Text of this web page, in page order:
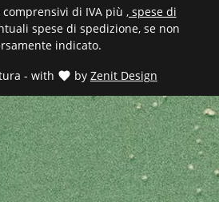
- with by Zenit Design
di IVA più , spese di
spese di spedizione, se non
indicato.